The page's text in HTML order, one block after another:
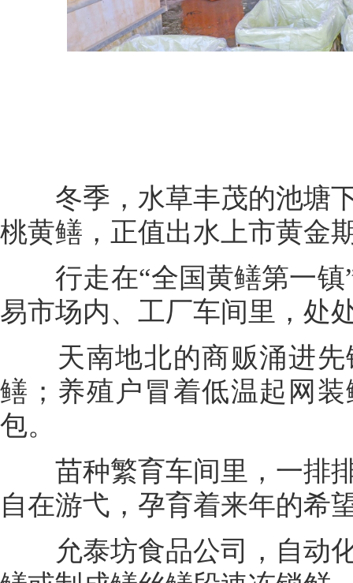
冬季，水草丰茂的池塘
桃黄鳝，正值出水上市黄金
行走在“全国黄鳝第一镇
易市场内、工厂车间里，
天南地北的商贩涌进先
鳝；养殖户冒着低温起网
包。
苗种繁育车间里，一排排
自在游弋，孕育着来年的希
允泰坊食品公司，自动化